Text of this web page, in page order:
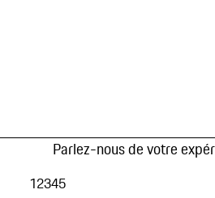
Parlez-nous de votre
12345